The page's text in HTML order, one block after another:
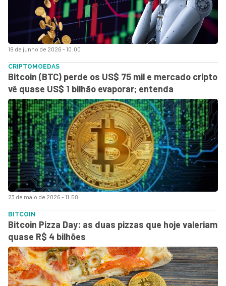
19 de junho de 2026 - 10:00
23 de maio de 2026 - 11:58
CRIPTOMOEDAS
Bitcoin (BTC) perde os US$ 75 mil e mercado cripto
vê quase US$ 1 bilhão evaporar; entenda
BITCOIN
Bitcoin Pizza Day: as duas pizzas que hoje valeriam
quase R$ 4 bilhões